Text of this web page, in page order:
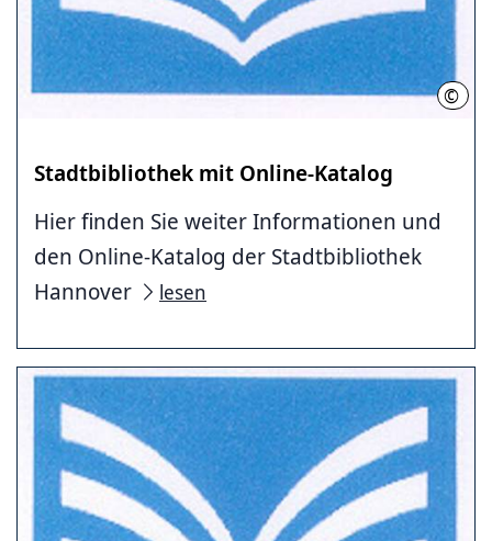
© LHH
Stadtbibliothek mit Online-Katalog
Hier finden Sie weiter Informationen und
den Online-Katalog der Stadtbibliothek
Hannover
lesen